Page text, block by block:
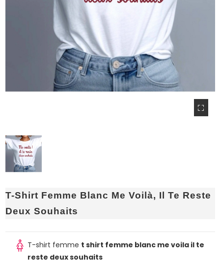
T-Shirt Femme Blanc Me Voilà, Il Te Reste
Deux Souhaits
T-shirt femme t shirt femme blanc me voila il te
reste deux souhaits